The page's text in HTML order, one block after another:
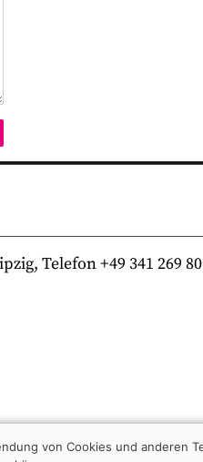
Telefon +49 341 269
von Cookies und anderen